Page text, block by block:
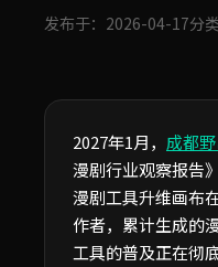
发布于：2026-04-17分类
2027年1月， 成都
漫剧行业观察报告
漫剧工具升维画布
作者，累计生成的
工具的普及正在彻